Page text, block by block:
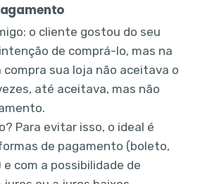
o cliente gostou do seu
de comprá-lo, mas na
compra sua loja não aceitava o
até aceitava, mas não
Para evitar isso, o ideal é
de pagamento (boleto,
com a possibilidade de